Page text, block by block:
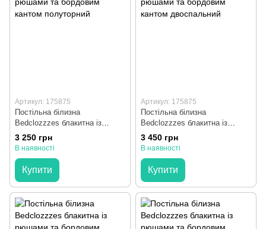
Артикул: 175875
Постільна білизна
Bedclozzzes блакитна із
рюшами та бордовим кантом
полуторний
3 250 грн
В наявності
Купити
Артикул: 175875
Постільна білизна
Bedclozzzes блакитна із
рюшами та бордовим кантом
двоспальний
3 450 грн
В наявності
Купити